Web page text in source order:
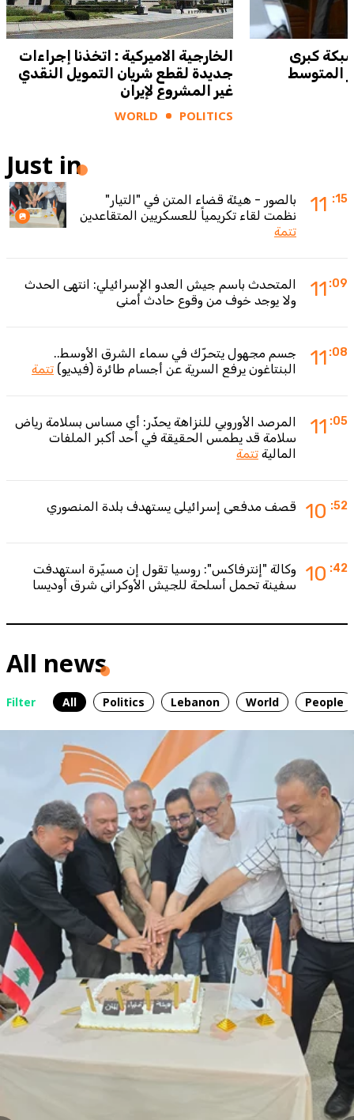
الخارجية الاميركية : اتخذنا إجراءات
جديدة لقطع شريان التمويل النقدي
غير المشروع لإيران
WORLD POLITICS
كبرى
المتوسط
Just in
11 :15
بالصور - هيئة قضاء المتن في "التيار"
نظمت لقاء تكريمياً للعسكريين المتقاعدين
تتمة
11 :09
المتحدث باسم جيش العدو الإسرائيلي: انتهى الحدث
ولا يوجد خوف من وقوع حادث أمني
11 :08
جسم مجهول يتحرّك في سماء الشرق الأوسط..
البنتاغون يرفع السرية عن أجسام طائرة (فيديو) تتمة
11 :05
المرصد الأوروبي للنزاهة يحذّر: أي مساس بسلامة رياض
سلامة قد يطمس الحقيقة في أحد أكبر الملفات
المالية تتمة
10 :52 قصف مدفعي إسرائيلي يستهدف بلدة المنصوري
10 :42
وكالة "إنترفاكس": روسيا تقول إن مسيّرة استهدفت
سفينة تحمل أسلحة للجيش الأوكراني شرق أوديسا
All news
Filter All Politics Lebanon World People